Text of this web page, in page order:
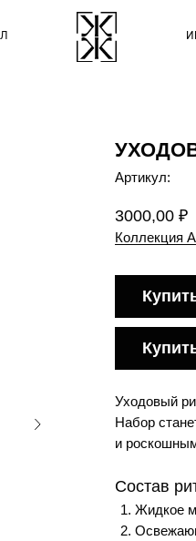
Артикул:
3000,00 ₽
Коллекция
Уходовый
Набор
и
Состав
Жидкое